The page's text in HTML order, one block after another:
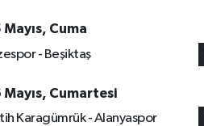
Mayıs, Cuma
- Beşiktaş
Mayıs, Cumartesi
Karagümrük - Alanyaspor